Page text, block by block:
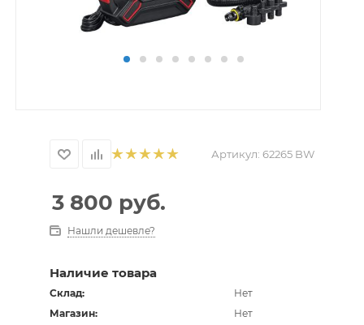
Артикул: 62265 BW
3 800 руб.
Нашли дешевле?
Наличие товара
Склад:
Нет
Магазин:
Нет